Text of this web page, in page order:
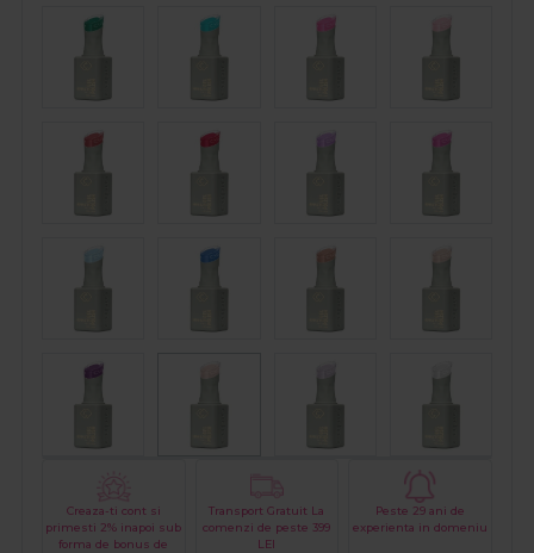
Creaza-ti cont si
primesti 2% inapoi sub
forma de bonus de
Transport Gratuit La
comenzi de peste 399
LEI
Peste 29 ani de
experienta in domeniu